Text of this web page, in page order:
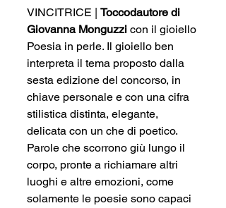
VINCITRICE | Toccodautore di
Giovanna Monguzzi con il gioiello
Poesia in perle. Il gioiello ben
interpreta il tema proposto dalla
sesta edizione del concorso, in
chiave personale e con una cifra
stilistica distinta, elegante,
delicata con un che di poetico.
Parole che scorrono giù lungo il
corpo, pronte a richiamare altri
luoghi e altre emozioni, come
solamente le poesie sono capaci